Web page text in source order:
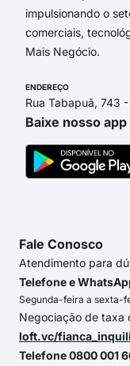
impulsionando o
comerciais,
Mais Negócio.
ENDEREÇO
Rua Tabapuã, 743
Baixe nosso app
Fale Conosco
Atendimento para
Telefone e
Segunda-feira a sexta-
Negociação de taxa
loft.vc/
Telefone 0800 001